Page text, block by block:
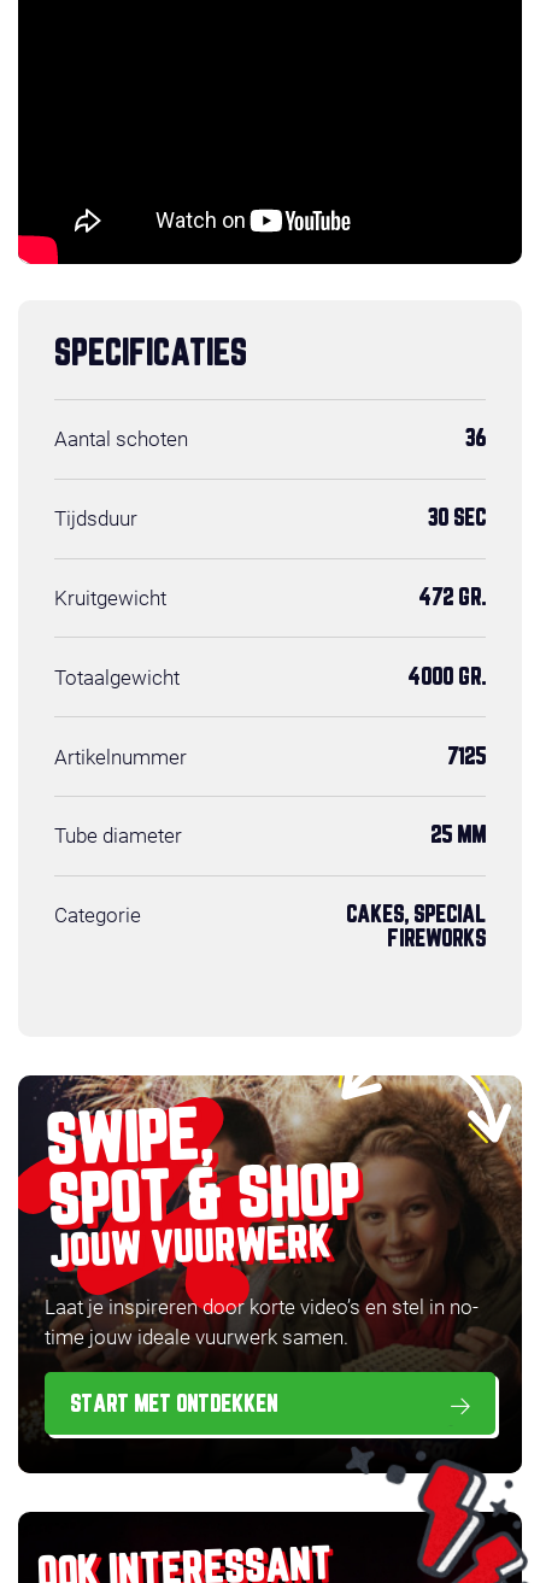
SPECIFICATIES
Aantal schoten 36
Tijdsduur 30 SEC
Kruitgewicht 472 GR.
Totaalgewicht 4000 GR.
Artikelnummer 7125
Tube diameter 25 MM
Categorie
CAKES, SPECIAL
FIREWORKS
SWIPE,
SPOT & SHOP
JOUW VUURWERK
Laat je inspireren door korte video’s en stel in no-
time jouw ideale vuurwerk samen.
START MET ONTDEKKEN
OOK INTERESSANT